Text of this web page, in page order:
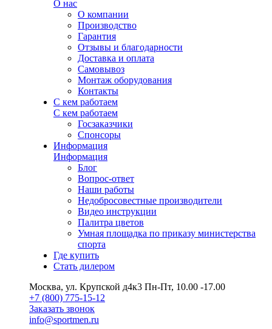
О нас
О компании
Производство
Гарантия
Отзывы и благодарности
Доставка и оплата
Самовывоз
Монтаж оборудования
Контакты
С кем работаем
С кем работаем
Госзаказчики
Спонсоры
Информация
Информация
Блог
Вопрос-ответ
Наши работы
Недобросовестные производители
Видео инструкции
Палитра цветов
Умная площадка по приказу министерства
спорта
Где купить
Стать дилером
Москва, ул. Крупской д4к3 Пн-Пт, 10.00 -17.00
+7 (800) 775-15-12
Заказать звонок
info@sportmen.ru